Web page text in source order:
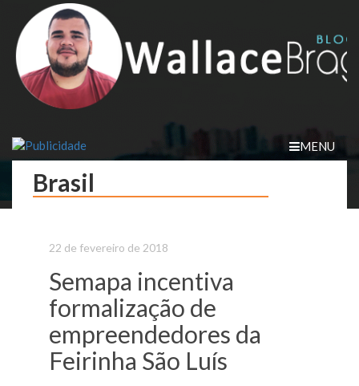
content
MENU
Brasil
22 de fevereiro de 2018
Semapa incentiva
formalização de
empreendedores da
Feirinha São Luís